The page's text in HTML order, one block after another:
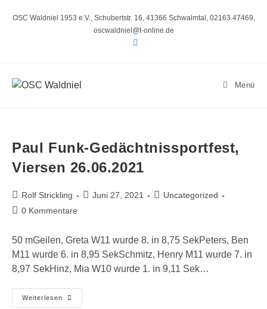
InhaltOSC Waldniel 1953 e.V., Schubertstr. 16, 41366 Schwalmtal, 02163 47469,
oscwaldniel@t-online.de
Menü
Paul Funk-Gedächtnissportfest,
Viersen 26.06.2021
Beitrags-
Autor:
Rolf Strickling
Beitrag
Juni 27, 2021
Beitrags-
Uncategorized
Beitrags-
0 Kommentare
50 mGeilen, Greta W11 wurde 8. in 8,75 SekPeters, Ben
M11 wurde 6. in 8,95 SekSchmitz, Henry M11 wurde 7. in
8,97 SekHinz, Mia W10 wurde 1. in 9,11 Sek…
Weiterlesen
Paul
Funk-